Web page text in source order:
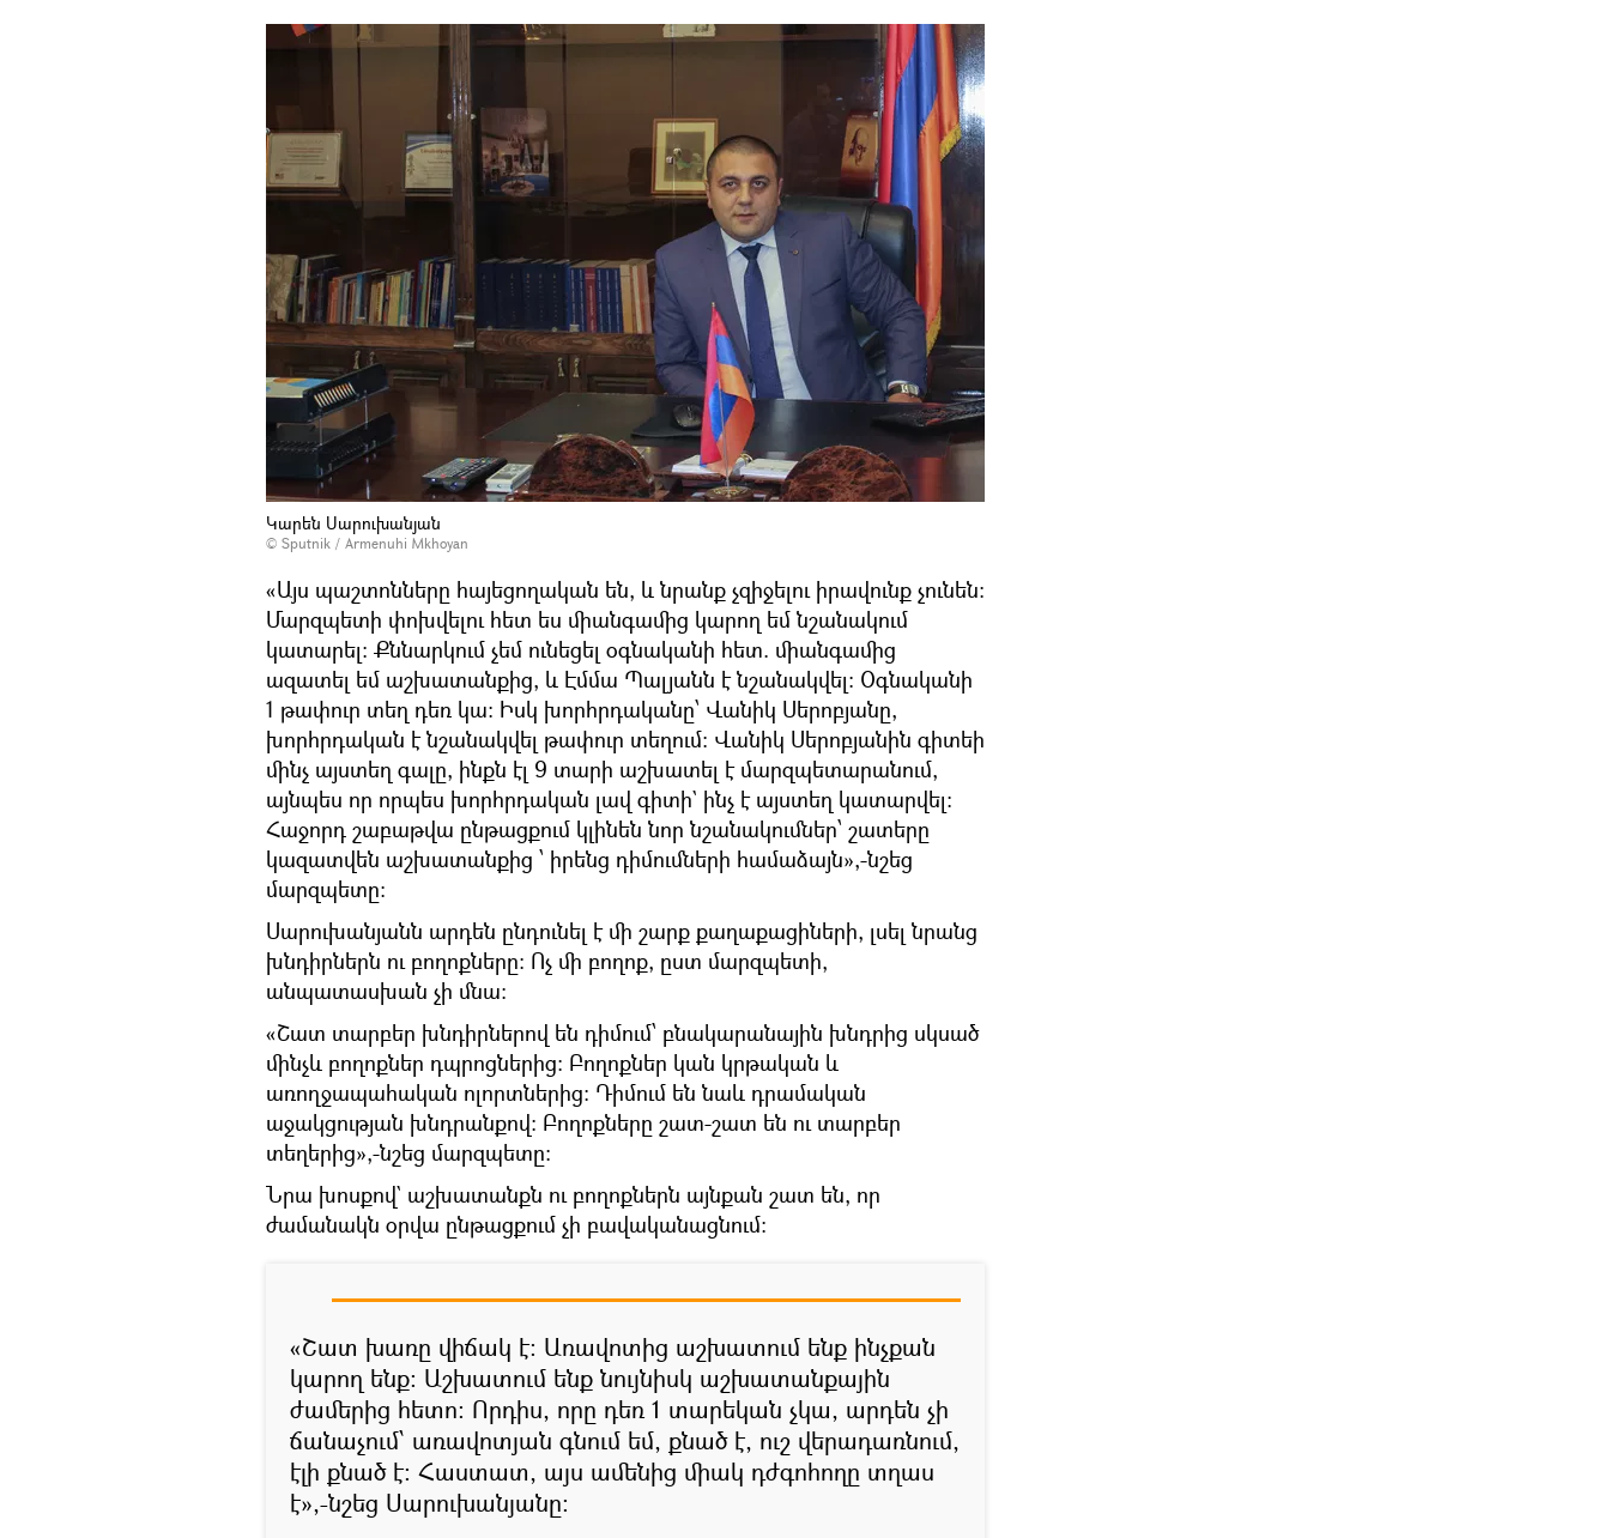
Կարեն Սարուխանյան
© Sputnik / Armenuhi Mkhoyan
«Այս պաշտոնները հայեցողական են, և նրանք չզիջելու իրավունք չունեն։
Մարզպետի փոխվելու հետ ես միանգամից կարող եմ նշանակում
կատարել: Քննարկում չեմ ունեցել օգնականի հետ. միանգամից
ազատել եմ աշխատանքից, և Էմմա Պալյանն է նշանակվել: Օգնականի
1 թափուր տեղ դեռ կա։ Իսկ խորհրդականը՝ Վանիկ Սերոբյանը,
խորհրդական է նշանակվել թափուր տեղում: Վանիկ Սերոբյանին գիտեի
մինչ այստեղ գալը, ինքն էլ 9 տարի աշխատել է մարզպետարանում,
այնպես որ որպես խորհրդական լավ գիտի` ինչ է այստեղ կատարվել:
Հաջորդ շաբաթվա ընթացքում կլինեն նոր նշանակումներ՝ շատերը
կազատվեն աշխատանքից ՝ իրենց դիմումների համաձայն»,-նշեց
մարզպետը:
Սարուխանյանն արդեն ընդունել է մի շարք քաղաքացիների, լսել նրանց
խնդիրներն ու բողոքները: Ոչ մի բողոք, ըստ մարզպետի,
անպատասխան չի մնա:
«Շատ տարբեր խնդիրներով են դիմում՝ բնակարանային խնդրից սկսած
մինչև բողոքներ դպրոցներից: Բողոքներ կան կրթական և
առողջապահական ոլորտներից: Դիմում են նաև դրամական
աջակցության խնդրանքով: Բողոքները շատ-շատ են ու տարբեր
տեղերից»,-նշեց մարզպետը։
Նրա խոսքով` աշխատանքն ու բողոքներն այնքան շատ են, որ
ժամանակն օրվա ընթացքում չի բավականացնում:
«Շատ խառը վիճակ է: Առավոտից աշխատում ենք ինչքան
կարող ենք: Աշխատում ենք նույնիսկ աշխատանքային
ժամերից հետո: Որդիս, որը դեռ 1 տարեկան չկա, արդեն չի
ճանաչում՝ առավոտյան գնում եմ, քնած է, ուշ վերադառնում,
էլի քնած է: Հաստատ, այս ամենից միակ դժգոհողը տղաս
է»,-նշեց Սարուխանյանը: